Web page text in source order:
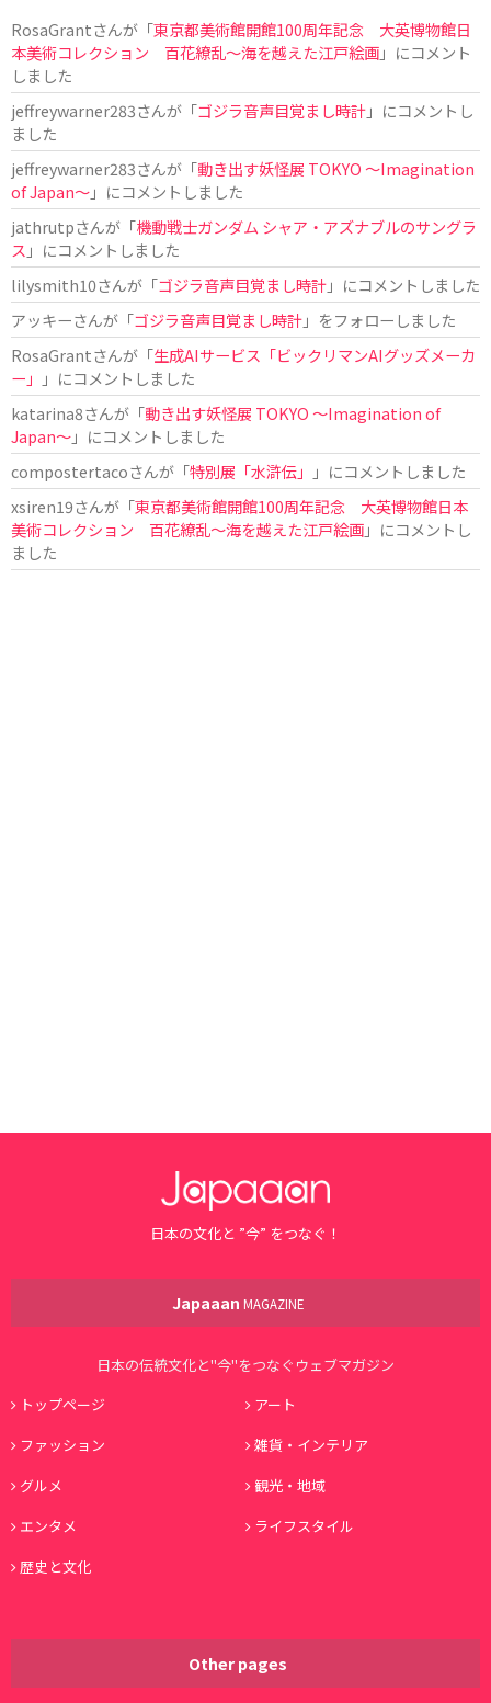
RosaGrantさんが「東京都美術館開館100周年記念 大英博物館日
本美術コレクション 百花繚乱～海を越えた江戸絵画」にコメント
しました
jeffreywarner283さんが「ゴジラ音声目覚まし時計」にコメントし
ました
jeffreywarner283さんが「動き出す妖怪展 TOKYO 〜Imagination
of Japan〜」にコメントしました
jathrutpさんが「機動戦士ガンダム シャア・アズナブルのサングラ
ス 」にコメントしました
lilysmith10さんが「ゴジラ音声目覚まし時計」にコメントしました
アッキーさんが「ゴジラ音声目覚まし時計」をフォローしました
RosaGrantさんが「生成AIサービス「ビックリマンAIグッズメーカ
ー」
」にコメントしました
katarina8さんが「動き出す妖怪展 TOKYO 〜Imagination of
Japan〜」にコメントしました
compostertacoさんが「特別展「水滸伝」
」にコメントしました
xsiren19さんが「東京都美術館開館100周年記念 大英博物館日本
美術コレクション 百花繚乱～海を越えた江戸絵画」にコメントし
ました
日本の文化と ”今” をつなぐ！
Japaaan MAGAZINE
日本の伝統文化と"今"をつなぐウェブマガジン
トップページ
アート
ファッション
雑貨・インテリア
グルメ
観光・地域
エンタメ
ライフスタイル
歴史と文化
Other pages